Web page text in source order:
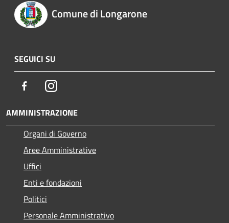
Comune di Longarone
SEGUICI SU
FacebookInstagram
AMMINISTRAZIONE
Organi di Governo
Aree Amministrative
Uffici
Enti e fondazioni
Politici
Personale Amministrativo